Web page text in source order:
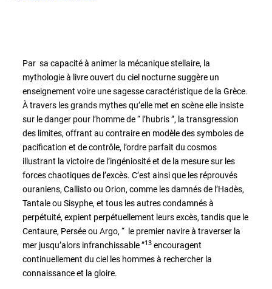
Par sa capacité à animer la mécanique stellaire, la
mythologie à livre ouvert du ciel nocturne suggère un
enseignement voire une sagesse caractéristique de la Grèce.
À travers les grands mythes qu’elle met en scène elle insiste
sur le danger pour l’homme de “ l’hubris ”, la transgression
des limites, offrant au contraire en modèle des symboles de
pacification et de contrôle, l’ordre parfait du cosmos
illustrant la victoire de l’ingéniosité et de la mesure sur les
forces chaotiques de l’excès. C’est ainsi que les réprouvés
ouraniens, Callisto ou Orion, comme les damnés de l’Hadès,
Tantale ou Sisyphe, et tous les autres condamnés à
perpétuité, expient perpétuellement leurs excès, tandis que le
Centaure, Persée ou Argo, “ le premier navire à traverser la
mer jusqu’alors infranchissable ”13 encouragent
continuellement du ciel les hommes à rechercher la
connaissance et la gloire.